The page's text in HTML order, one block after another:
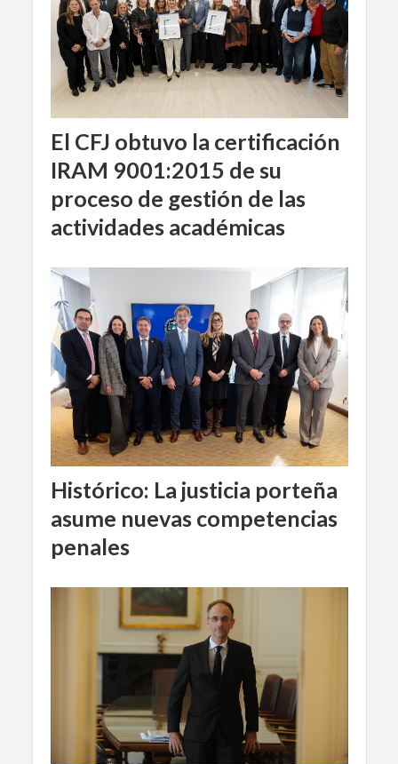
El CFJ obtuvo la certificación
IRAM 9001:2015 de su
proceso de gestión de las
actividades académicas
Histórico: La justicia porteña
asume nuevas competencias
penales